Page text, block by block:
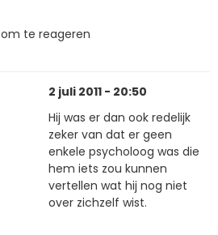
om te reageren
2 juli 2011 - 20:50
Hij was er dan ook redelijk
zeker van dat er geen
enkele psycholoog was die
hem iets zou kunnen
vertellen wat hij nog niet
over zichzelf wist.